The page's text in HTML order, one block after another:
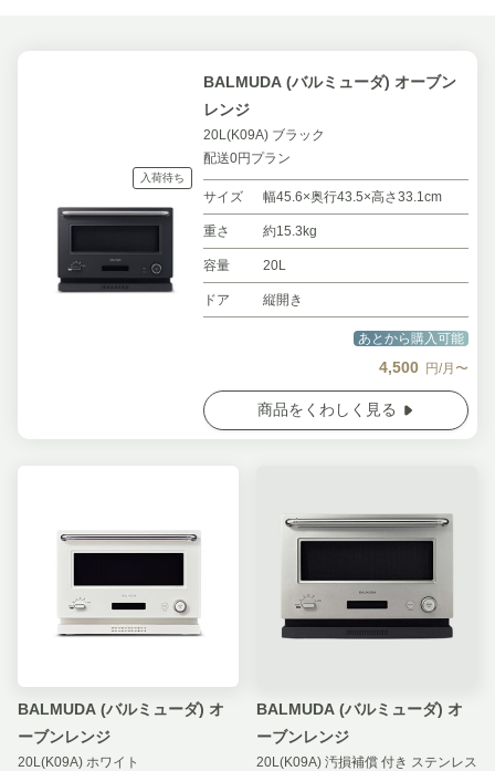
入荷待ち
BALMUDA (バルミューダ) オーブン
レンジ
20L(K09A) ブラック
配送0円プラン
サイズ 幅45.6×奥行43.5×高さ33.1cm
重さ 約15.3kg
容量 20L
ドア 縦開き
あとから購入可能
4,500 円/月〜
商品をくわしく見る
BALMUDA (バルミューダ) オ
ーブンレンジ
20L(K09A) ホワイト
BALMUDA (バルミューダ) オ
ーブンレンジ
20L(K09A) 汚損補償 付き ステンレス